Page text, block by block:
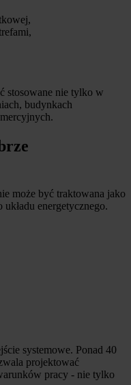
stosowane nie tylko w
budynkach
może być traktowana jako
układu energetycznego.
systemowe. Ponad 40
projektować
pracy - nie tylko